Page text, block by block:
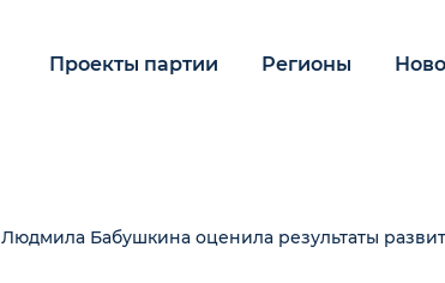
Проекты партии Регионы
Людмила Бабушкина оценила результаты